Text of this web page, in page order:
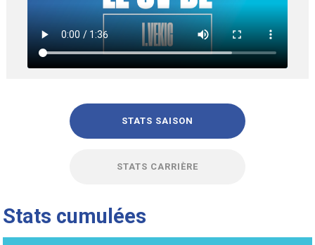
STATS SAISON
STATS CARRIÈRE
Stats cumulées